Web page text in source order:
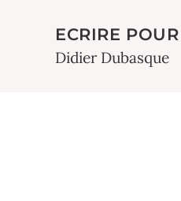
ECRIRE
Didier Dubasque